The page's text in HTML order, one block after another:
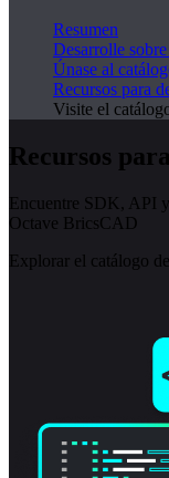
Resumen
Desarrolle
Únase al
Recursos para
Visite el
Recursos
Encuentre SDK, API
Octave BricsCAD
Explorar el catálogo